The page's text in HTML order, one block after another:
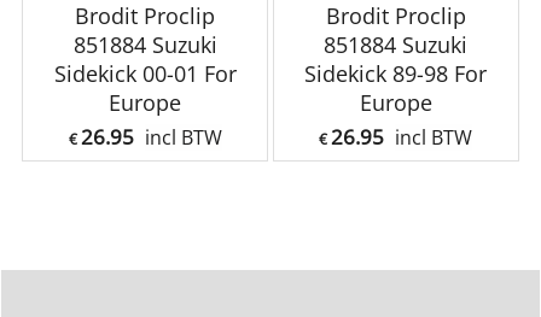
Brodit Proclip
851884 Suzuki
Sidekick 00-01 For
Europe
€ 26.95 incl BTW
Brodit Proclip
851884 Suzuki
Sidekick 89-98 For
Europe
€ 26.95 incl BTW